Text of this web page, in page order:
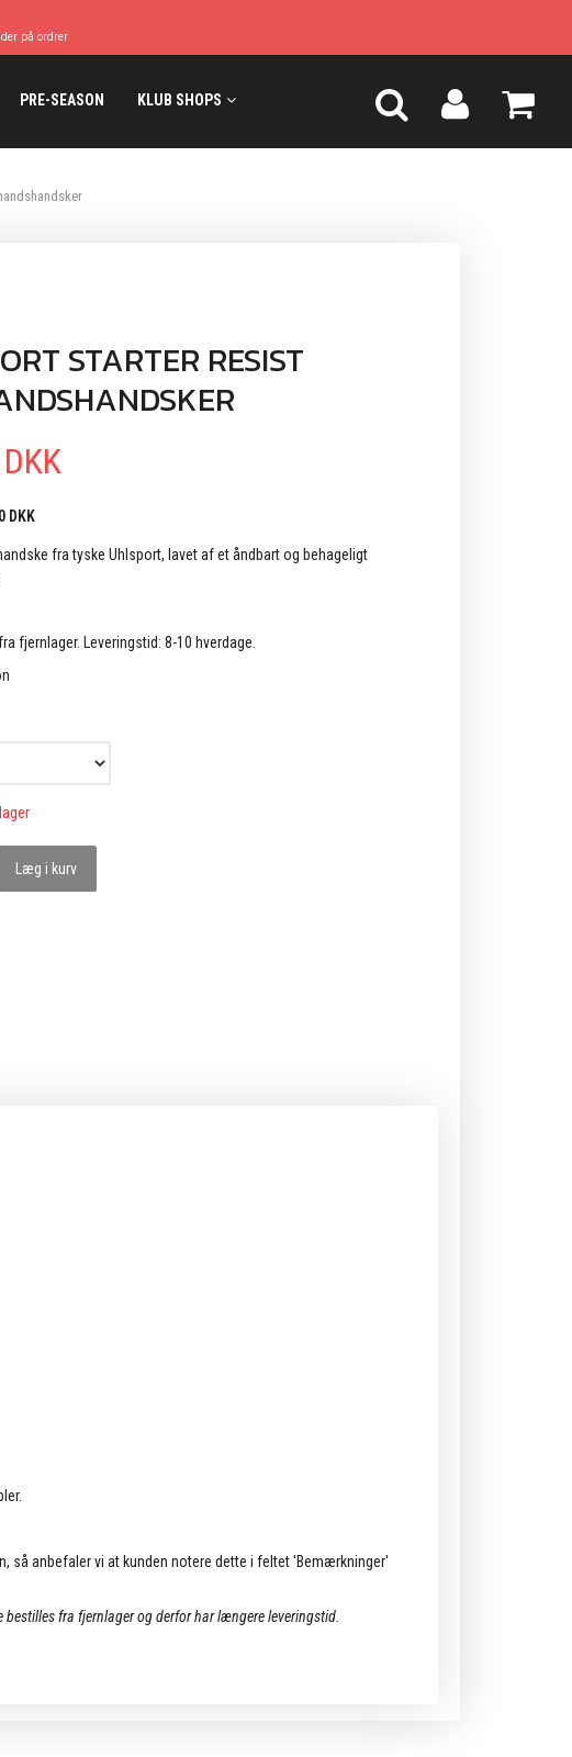
på ordrer
PRE-SEASON KLUB SHOPS
STARTER RESIST
DKK
fra tyske Uhlsport, lavet af et åndbart og behageligt
fjernlager. Leveringstid: 8-10 hverdage.
Læg i kurv
så anbefaler vi at kunden notere dette i feltet 'Bemærkninger'
fra fjernlager og derfor har længere leveringstid.